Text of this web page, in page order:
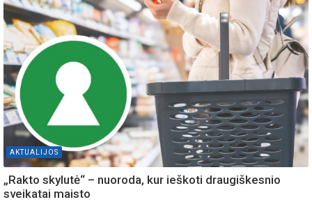
AKTUALIJOS
„Rakto skylutė“ – nuoroda, kur ieškoti draugiškesnio
sveikatai maisto